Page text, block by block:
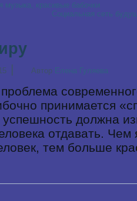
музыка, красивые бабочки
Социальная сеть
| Автор Елена Гуляева
принимается
успешность должна
отдавать. Чем
тем больше